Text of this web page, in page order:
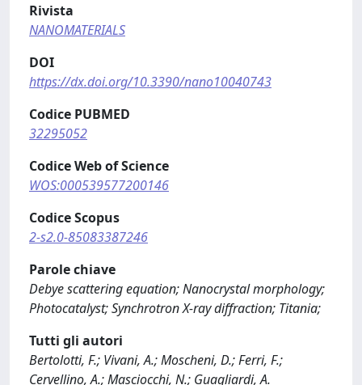
Rivista
NANOMATERIALS
DOI
https://dx.doi.org/10.3390/nano10040743
Codice PUBMED
32295052
Codice Web of Science
WOS:000539577200146
Codice Scopus
2-s2.0-85083387246
Parole chiave
Debye scattering equation; Nanocrystal morphology;
Photocatalyst; Synchrotron X-ray diffraction; Titania;
Tutti gli autori
Bertolotti, F.; Vivani, A.; Moscheni, D.; Ferri, F.;
Cervellino, A.; Masciocchi, N.; Guagliardi, A.